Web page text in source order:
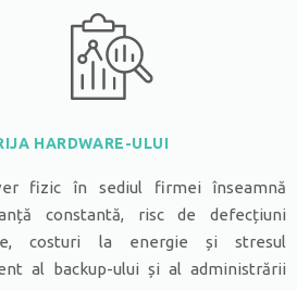
HARDWARE-ULUI
fizic în sediul firmei înseamnă
constantă, risc de defecțiuni
costuri la energie și stresul
al backup-ului și al administrării